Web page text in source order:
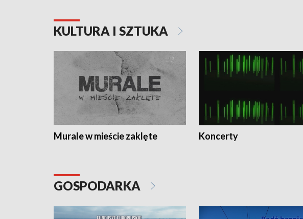
KULTURA I SZTUKA
Murale w mieście zaklęte Koncerty
GOSPODARKA